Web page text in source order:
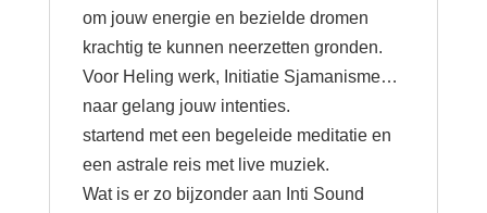
om jouw energie en bezielde dromen
krachtig te kunnen neerzetten gronden.
Voor Heling werk, Initiatie Sjamanisme…
naar gelang jouw intenties.
startend met een begeleide meditatie en
een astrale reis met live muziek.
Wat is er zo bijzonder aan Inti Sound